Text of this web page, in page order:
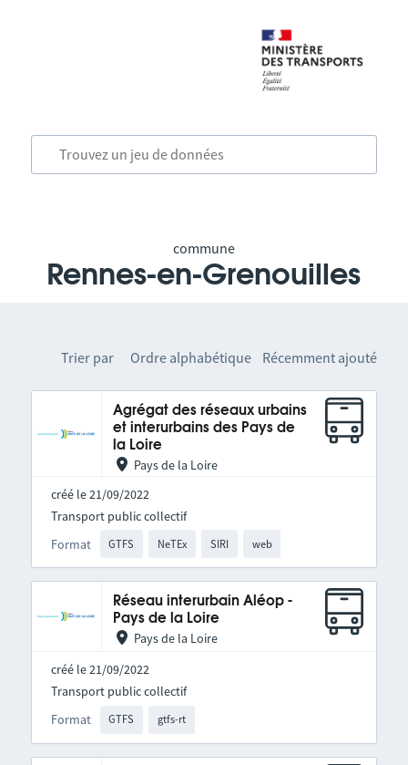
commune
Rennes-en-Grenouilles
Trier par Ordre alphabétique Récemment ajouté
Agrégat des réseaux urbains
et interurbains des Pays de
la Loire
Pays de la Loire
créé le 21/09/2022
Format GTFS NeTEx SIRI web
Transport public collectif
Réseau interurbain Aléop -
Pays de la Loire
Pays de la Loire
créé le 21/09/2022
Format GTFS gtfs-rt
Transport public collectif